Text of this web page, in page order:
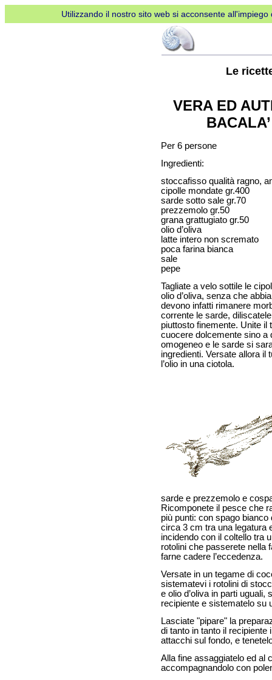
Utilizzando il nostro sito web si acconsente
Le
VERA ED
Per 6 persone
Ingredienti:
stoccafisso qualità ragno,
cipolle mondate gr.400
sarde sotto sale gr.70
prezzemolo gr.50
grana grattugiato gr.50
olio d’oliva
latte intero non scremato
poca farina bianca
sale
pepe
Tagliate a velo sottile le
olio d’oliva, senza che
devono infatti rimanere
corrente le sarde,
piuttosto finemente. Unite il
cuocere dolcemente sino a
omogeneo e le sarde si
ingredienti. Versate allora il
l’olio in una ciotola.
sarde e prezzemolo e
Ricomponete il pesce che
più punti: con spago
circa 3 cm tra una legatura
incidendo con il coltello tra
rotolini che passerete nella
farne cadere l’eccedenza.
Versate in un tegame di
sistematevi i rotolini di
e olio d’oliva in parti
recipiente e sistematelo su
Lasciate "pipare" la
di tanto in tanto il
attacchi sul fondo, e
Alla fine assaggiatelo ed al
accompagnandolo con